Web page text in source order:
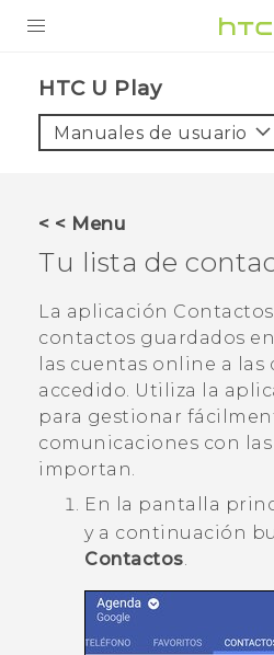
VIVE
AYUDA
Dispositivos y accesorios
Iniciar sesión
HTC U Play‎
Manuales de usuario
< < Menu
Tu lista de
La aplicación Contactos
contactos guardados en
las cuentas online a las
accedido. Utiliza la
para gestionar
comunicaciones con
importan.
En la pantalla
y a continuación
Contactos